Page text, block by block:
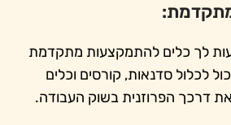
לך כלים להתמקצעות מתקדמת
לכלול סדנאות, קורסים וכלים
את דרכך הפרוזנית בשוק העבודה.